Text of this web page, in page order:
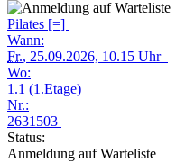
Pilates [=]
Wann:
Fr., 25.09.2026, 10.15 Uhr
Wo:
1.1 (1.Etage)
Nr.:
2631503
Status:
Anmeldung auf Warteliste